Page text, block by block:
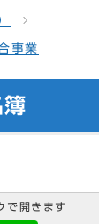
事業
で開きます